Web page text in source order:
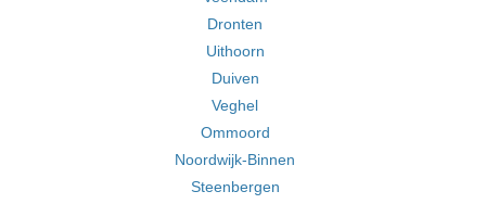
Dronten
Uithoorn
Duiven
Veghel
Ommoord
Noordwijk-Binnen
Steenbergen